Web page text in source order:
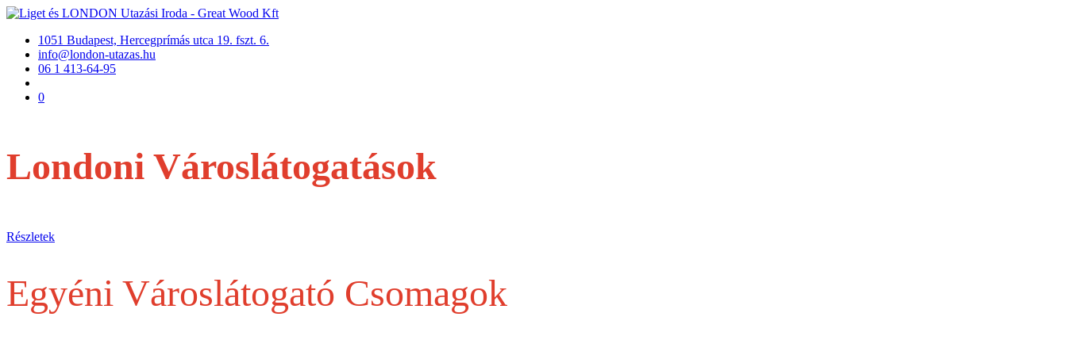
1051 Budapest, Hercegprímás utca 19. fszt. 6.
info@london-utazas.hu
06 1 413-64-95
0
Londoni Városlátogatások
Részletek
Egyéni Városlátogató Csomagok